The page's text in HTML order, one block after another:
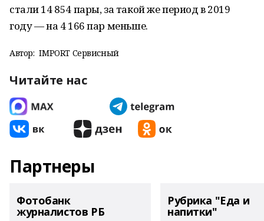
стали 14 854 пары, за такой же период в 2019
году — на 4 166 пар меньше.
Автор: IMPORT Сервисный
Читайте нас
Партнеры
Фотобанк
журналистов РБ
Рубрика "Еда и
напитки"